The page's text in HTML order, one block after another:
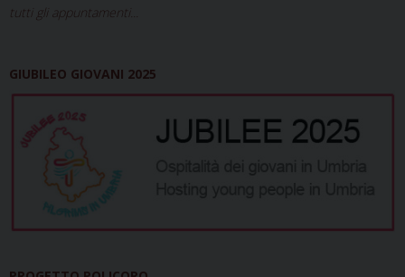
tutti gli appuntamenti...
GIUBILEO GIOVANI 2025